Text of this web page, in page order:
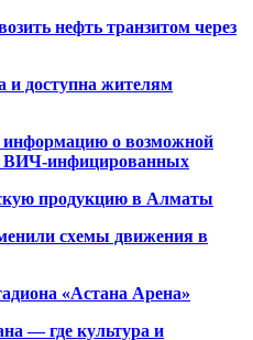
нефть транзитом через
и доступна жителям
о возможной
ВИЧ-инфицированных
продукцию в Алматы
схемы движения в
«Астана Арена»
— где культура и